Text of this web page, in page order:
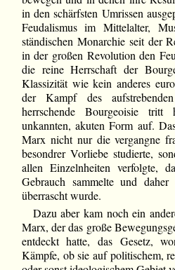
in den schärfsten Umrissen
Feudalismus im Mittelalter,
ständischen Monarchie seit der
in der großen Revolution den
die reine Herrschaft der
Klassizität wie kein anderes
der Kampf des
herrschende Bourgeoisie
unkannten, akuten Form auf.
Marx nicht nur die vergangne
besondrer Vorliebe studierte,
allen Einzelnheiten verfolgte,
Gebrauch sammelte und
überrascht wurde.
Dazu aber kam noch ein
Marx, der das große
entdeckt hatte, das Gesetz,
Kämpfe, ob sie auf politischem,